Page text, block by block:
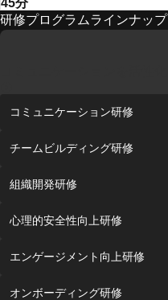
45分
研修プログラムラインナップ
コミュニケーション研修
チームビルディング研修
組織開発研修
心理的安全性向上研修
エンゲージメント向上研修
オンボーディング研修